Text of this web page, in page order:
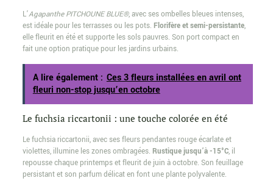
L’Agapanthe PITCHOUNE BLUE®, avec ses ombelles bleues intenses,
est idéale pour les terrasses ou les pots. Florifère et semi-persistante,
elle fleurit en été et supporte les sols pauvres. Son port compact en
fait une option pratique pour les jardins urbains.
A lire également : Ces 3 fleurs installées en avril ont
fleuri non-stop jusqu’en octobre
Le fuchsia riccartonii : une touche colorée en été
Le fuchsia riccartonii, avec ses fleurs pendantes rouge écarlate et
violettes, illumine les zones ombragées. Rustique jusqu’à -15°C, il
repousse chaque printemps et fleurit de juin à octobre. Son feuillage
persistant et son parfum délicat en font une plante polyvalente.